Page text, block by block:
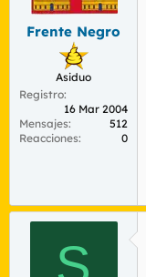
Frente Negro
Asiduo
Registro
16 Mar 2004
Mensajes
512
Reacciones
0
S